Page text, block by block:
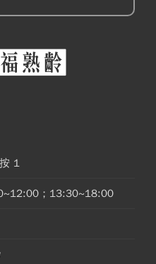
1
；13:30~18:00